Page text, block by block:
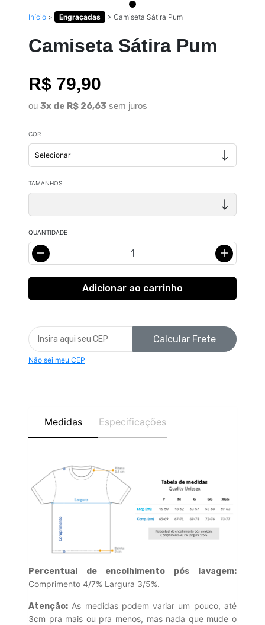
Início > Engraçadas > Camiseta Sátira Pum
Camiseta Sátira Pum
R$ 79,90
ou 3x de R$ 26,63 sem juros
COR
TAMANHOS
QUANTIDADE
Calcular Frete
Não sei meu CEP
Medidas Especificações
Percentual de encolhimento pós lavagem:
Comprimento 4/7% Largura 3/5%.
Atenção: As medidas podem variar um pouco, até
3cm pra mais ou pra menos, mas nada que mude o